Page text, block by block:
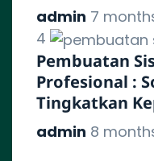
admin 7
4
Pembuatan
Profesional :
Tingkatkan
admin 8